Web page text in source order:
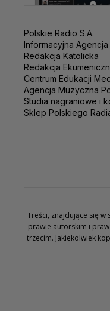
Polskie Radio S.A.
Informacyjna Agencja
Redakcja Katolicka
Redakcja
Centrum Edukacji
Agencja Muzyczna
Studia nagraniowe i
Sklep Polskiego
Treści, znajdujące się
prawie autorskim i
trzecim. Jakiekolwiek